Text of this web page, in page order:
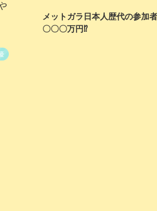
メットガラ日本人歴代の参加
〇〇〇万円⁉